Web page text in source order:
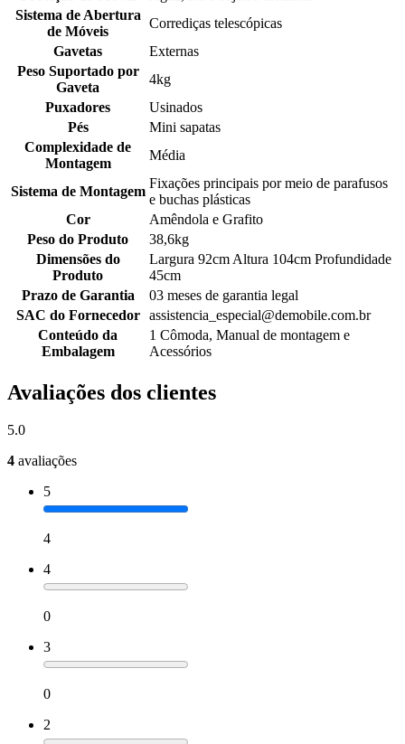
Sistema de Abertura
de Móveis
Corrediças telescópicas
Gavetas
Externas
Peso Suportado por
Gaveta
4kg
Puxadores
Usinados
Pés
Mini sapatas
Complexidade de
Montagem
Média
Sistema de Montagem
Fixações principais por meio de parafusos
e buchas plásticas
Cor
Amêndola e Grafito
Peso do Produto
38,6kg
Dimensões do
Produto
Largura 92cm Altura 104cm Profundidade
45cm
Prazo de Garantia
03 meses de garantia legal
SAC do Fornecedor
assistencia_especial@demobile.com.br
Conteúdo da
Embalagem
1 Cômoda, Manual de montagem e
Acessórios
Avaliações dos clientes
5.0
4 avaliações
5
4
4
0
3
0
2